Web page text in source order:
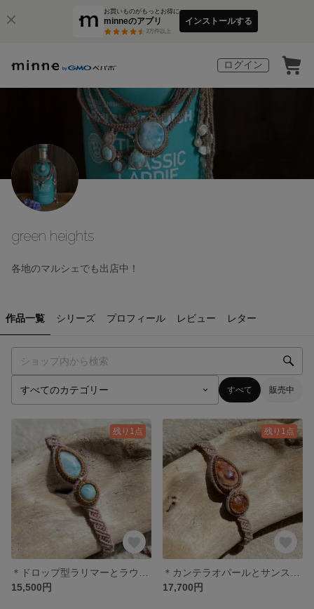
お買いものがもっとお得に
minneのアプリ
3万件以上
インストールする
ログイン
green heights
各地のマルシェでも出店中！
作品一覧 シリーズ プロフィール レビュー レター
すべて 販売中
残り1点
15,500円
残り1点
17,700円